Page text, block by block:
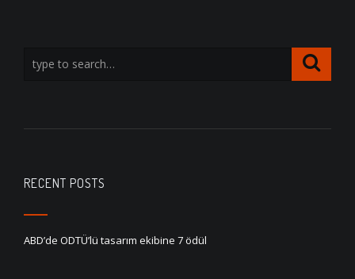
RECENT POSTS
ABD’de ODTÜ’lü tasarım ekibine 7 ödül